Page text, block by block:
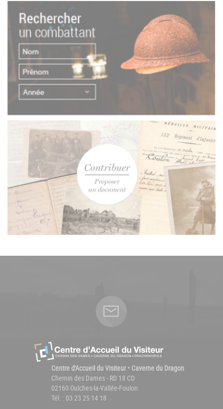
Centre d'Accueil du Visiteur • Caverne du Dragon
Chemin des Dames - RD 18 CD
02160 Oulches-la-Vallée-Foulon
Tél. : 03 23 25 14 18